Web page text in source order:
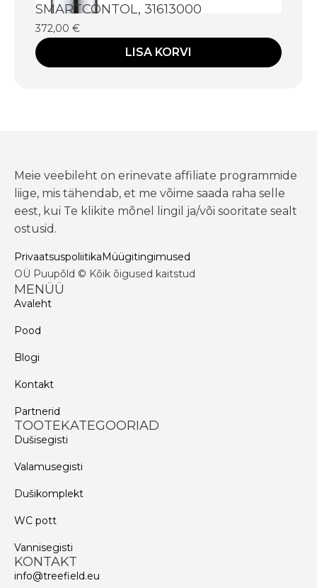
SMARTCONTOL, 31613000
372,00 €
LISA KORVI
Meie veebileht on erinevate affiliate programmide
liige, mis tähendab, et me võime saada raha selle
eest, kui Te klikite mõnel lingil ja/või sooritate sealt
ostusid.
PrivaatsuspoliitikaMüügitingimused
OÜ Puupõld © Kõik õigused kaitstud
MENÜÜ
Avaleht
Pood
Blogi
Kontakt
Partnerid
TOOTEKATEGOORIAD
Dušisegisti
Valamusegisti
Dušikomplekt
WC pott
Vannisegisti
KONTAKT
info@treefield.eu